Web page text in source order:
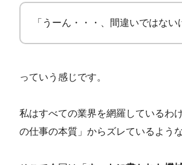
「うーん・・・、間違いではな
っていう感じです。
私はすべての業界を網羅しているわ
の仕事の本質」からズレているよう